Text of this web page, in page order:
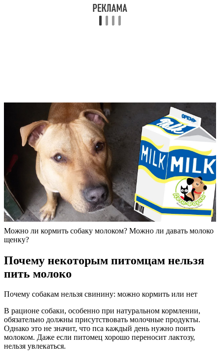
Можно ли кормить собаку молоком? Можно ли давать молоко
щенку?
Почему некоторым питомцам нельзя
пить молоко
Почему собакам нельзя свинину: можно кормить или нет
В рационе собаки, особенно при натуральном кормлении,
обязательно должны присутствовать молочные продукты.
Однако это не значит, что пса каждый день нужно поить
молоком. Даже если питомец хорошо переносит лактозу,
нельзя увлекаться.